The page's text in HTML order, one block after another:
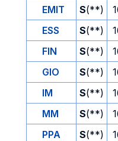
EMIT
S(**)
ESS
S(**)
FIN
S(**)
GIO
S(**)
IM
S(**)
MM
S(**)
PPA
S(**)